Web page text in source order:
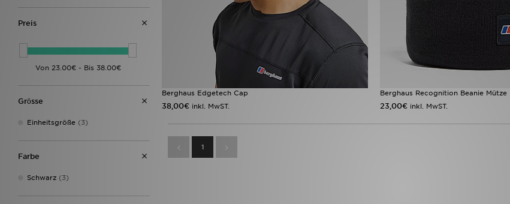
Trailberg
Under Armour(3)
Preis
Grӧsse
Einheitsgröße (3)
Farbe
Schwarz (3)
Berghaus Edgetech Cap
38,00€ inkl. MwST.
Berghaus Recognition Beanie Mütze
23,00€ inkl. MwST.
1